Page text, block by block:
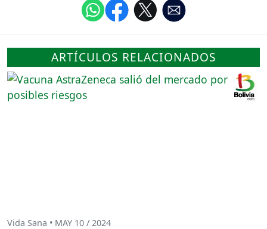
ARTÍCULOS RELACIONADOS
Vida Sana • MAY 10 / 2024